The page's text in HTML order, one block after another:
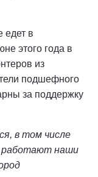
едет в
этого года в
из
подшефного
за поддержку
в том числе
работают наши